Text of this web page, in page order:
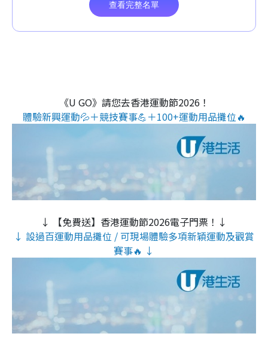
《U GO》請您去香港運動節2026！
體驗新興運動💦＋競技賽事💪＋100+運動用品攤位🔥
↓ 【免費送】香港運動節2026電子門票！↓
↓ 設過百運動用品攤位 / 可現場體驗多項新穎運動及觀賞
賽事🔥 ↓